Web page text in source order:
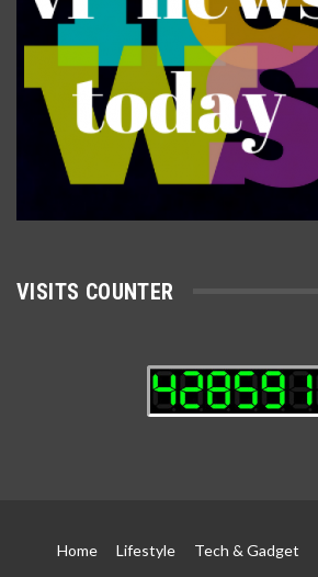
VISITS COUNTER
Home Lifestyle Tech & Gadget